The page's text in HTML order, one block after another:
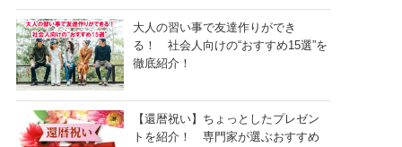
大人の習い事で友達作りができ
る！ 社会人向けの“おすすめ15選”を
徹底紹介！
【還暦祝い】ちょっとしたプレゼン
トを紹介！ 専門家が選ぶおすすめ